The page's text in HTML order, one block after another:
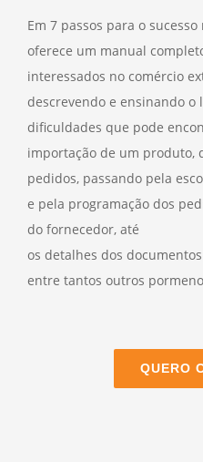
Em 7 passos para o
oferece um manual
interessados no comércio
descrevendo e ensinando
dificuldades que pode
importação de um produto,
pedidos, passando pela
e pela programação dos
do fornecedor, até
os detalhes dos
entre tantos outros
QUERO